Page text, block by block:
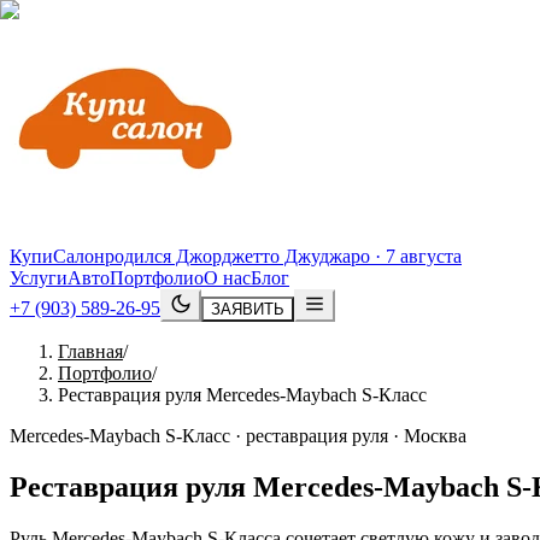
КупиСалонродился Джорджетто Джуджаро · 7 августа
УслугиАвтоПортфолиоО насБлог
+7 (903) 589-26-95
ЗАЯВИТЬ
Главная/
Портфолио/
Реставрация руля Mercedes-Maybach S-Класс
Mercedes-Maybach S-Класс · реставрация руля · Москва
Реставрация руля Mercedes-Maybach S-